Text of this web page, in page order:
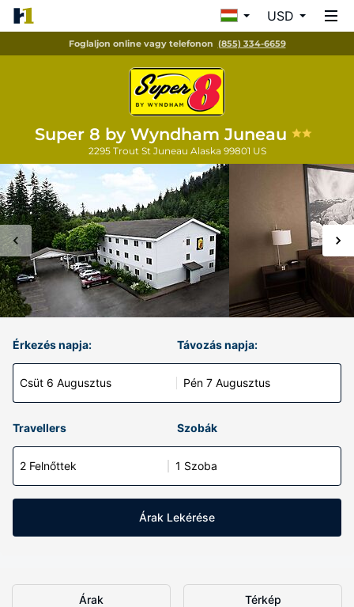
USD
Foglaljon online vagy telefonon (855) 334-6659
Super 8 by Wyndham Juneau
2295 Trout St Juneau Alaska 99801 US
Érkezés napja:
Csüt 6 Augusztus
Távozás napja:
Pén 7 Augusztus
Travellers Szobák
2 Felnőttek 1 Szoba
Árak Lekérése
Árak Térkép